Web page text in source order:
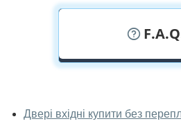
Двері вхідні купити без